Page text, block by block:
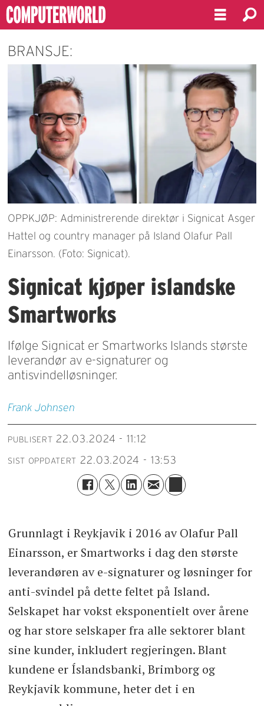
BRANSJE:
OPPKJØP: Administrerende direktør i Signicat Asger
Hattel og country manager på Island Olafur Pall
Einarsson. (Foto: Signicat).
Signicat kjøper islandske
Smartworks
Ifølge Signicat er Smartworks Islands største
leverandør av e-signaturer og
antisvindelløsninger.
Frank Johnsen
PUBLISERT 22.03.2024 - 11:12
SIST OPPDATERT 22.03.2024 - 13:53
Grunnlagt i Reykjavik i 2016 av Olafur Pall
Einarsson, er Smartworks i dag den største
leverandøren av e-signaturer og løsninger for
anti-svindel på dette feltet på Island.
Selskapet har vokst eksponentielt over årene
og har store selskaper fra alle sektorer blant
sine kunder, inkludert regjeringen. Blant
kundene er Íslandsbanki, Brimborg og
Reykjavik kommune, heter det i en